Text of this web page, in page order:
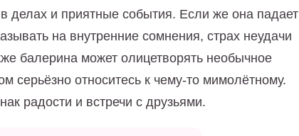
делах и приятные события. Если же она падает
на внутренние сомнения, страх неудачи
балерина может олицетворять необычное
серьёзно относитесь к чему-то мимолётному.
радости и встречи с друзьями.